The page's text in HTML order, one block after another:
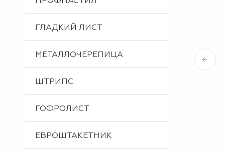
Металлоизделия
Проектирование вентилируемых фасадов
Вальцовка листового металла
ГЛАДКИЙ ЛИСТ
МЕТАЛЛОЧЕРЕПИЦА
ШТРИПС
ГОФРОЛИСТ
ЕВРОШТАКЕТНИК